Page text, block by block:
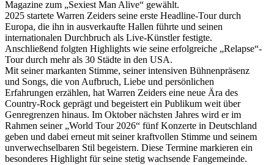
Magazine zum „Sexiest Man Alive“ gewählt.
2025 startete Warren Zeiders seine erste Headline-Tour durch
Europa, die ihn in ausverkaufte Hallen führte und seinen
internationalen Durchbruch als Live-Künstler festigte.
Anschließend folgten Highlights wie seine erfolgreiche „Relapse“-
Tour durch mehr als 30 Städte in den USA.
Mit seiner markanten Stimme, seiner intensiven Bühnenpräsenz
und Songs, die von Aufbruch, Liebe und persönlichen
Erfahrungen erzählen, hat Warren Zeiders eine neue Ära des
Country-Rock geprägt und begeistert ein Publikum weit über
Genregrenzen hinaus. Im Oktober nächsten Jahres wird er im
Rahmen seiner „World Tour 2026“ fünf Konzerte in Deutschland
geben und dabei erneut mit seiner kraftvollen Stimme und seinem
unverwechselbaren Stil begeistern. Diese Termine markieren ein
besonderes Highlight für seine stetig wachsende Fangemeinde.